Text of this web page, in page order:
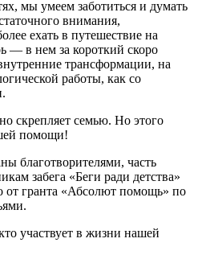
мы умеем заботиться и думать
внимания,
ехать в путешествие на
— в нем за короткий скоро
трансформации, на
работы, как со
скрепляет семью. Но этого
помощи!
благотворителями, часть
забега «Беги ради детства»
от гранта «Абсолют помощь» по
участвует в жизни нашей